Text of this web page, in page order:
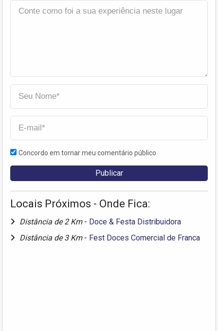
Concordo em tornar meu comentário público
Locais Próximos - Onde Fica:
Distância de 2 Km - Doce & Festa Distribuidora
Distância de 3 Km - Fest Doces Comercial de Franca